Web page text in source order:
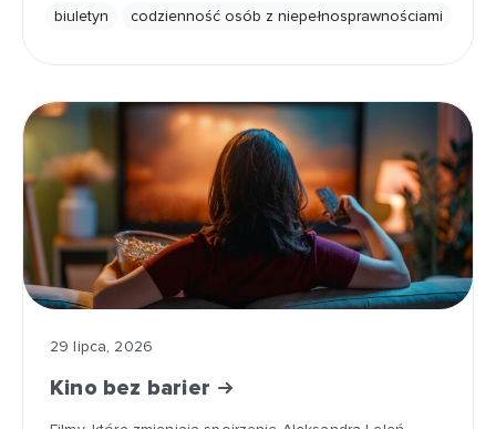
biuletyn codzienność osób z niepełnosprawnościami
29 lipca, 2026
Kino bez barier